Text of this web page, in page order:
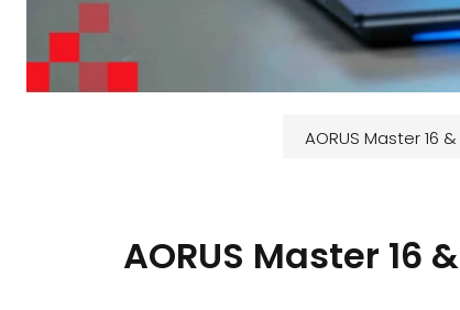
لابتوب يتحمل كل التحديات | مراجعة لاب توب AORUS Master 16 &